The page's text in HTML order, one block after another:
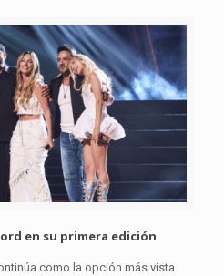
en su primera edición
como la opción más vista